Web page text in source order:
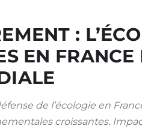
:
EN FRANCE
de l’écologie en
croissantes.